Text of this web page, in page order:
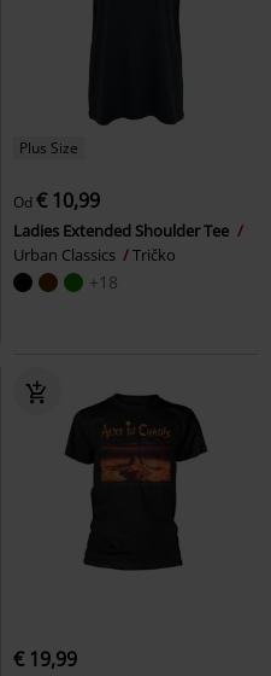
Plus Size
Od € 10,99
Ladies Extended Shoulder Tee
Urban Classics
Tričko
+18
€ 19,99